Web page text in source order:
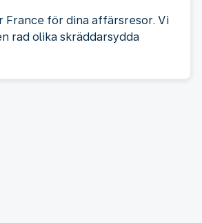
France för dina affärsresor. Vi
rad olika skräddarsydda